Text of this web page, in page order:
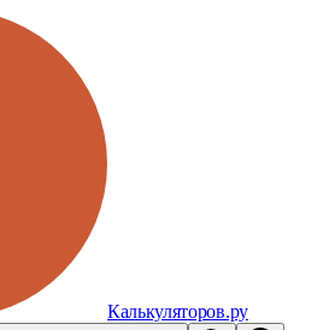
Калькуляторов.ру